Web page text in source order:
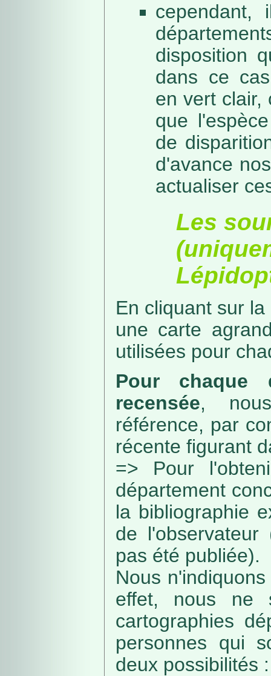
cependant,
disposition
dans ce
en vert clair,
que
de
d'avance
actualiser
Les
En cliquant sur
une carte
utilisées pour
Pour chaque
recensée,
référence, par
récente figurant
=> Pour
département
la bibliographie
de
pas été publiée).
Nous
effet, nous ne
cartographies
personnes qui
deux possibilités :